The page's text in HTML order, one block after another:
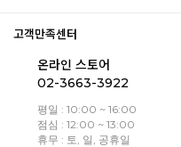
고객만족센터
온라인 스토어
02-3663-3922
평일 : 10:00 ~ 16:00
점심 : 12:00 ~ 13:00
휴무 : 토, 일, 공휴일